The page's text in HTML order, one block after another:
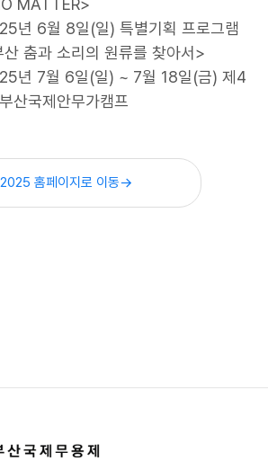
MATTER>
년 6월 8일(일) 특별기획 프로그램
산 춤과 소리의 원류를 찾아서>
년 7월 6일(일) ~ 7월 18일(금) 제4
산국제안무가캠프
2025 홈페이지로 이동